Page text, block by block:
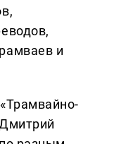
и